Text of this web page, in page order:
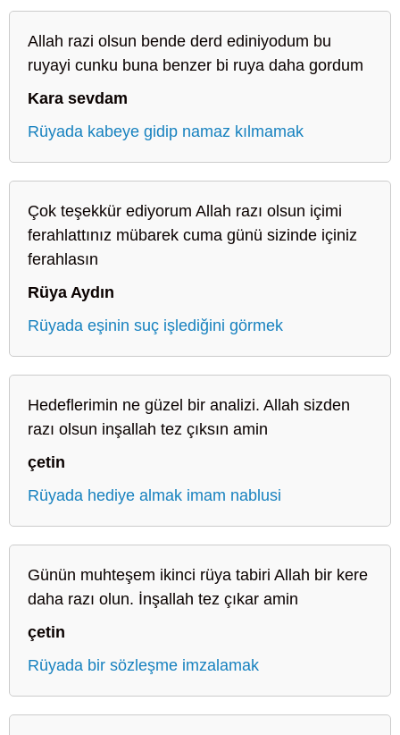
Allah razi olsun bende derd ediniyodum bu
ruyayi cunku buna benzer bi ruya daha gordum
Kara sevdam
Rüyada kabeye gidip namaz kılmamak
Çok teşekkür ediyorum Allah razı olsun içimi
ferahlattınız mübarek cuma günü sizinde içiniz
ferahlasın
Rüya Aydın
Rüyada eşinin suç işlediğini görmek
Hedeflerimin ne güzel bir analizi. Allah sizden
razı olsun inşallah tez çıksın amin
çetin
Rüyada hediye almak imam nablusi
Günün muhteşem ikinci rüya tabiri Allah bir kere
daha razı olun. İnşallah tez çıkar amin
çetin
Rüyada bir sözleşme imzalamak